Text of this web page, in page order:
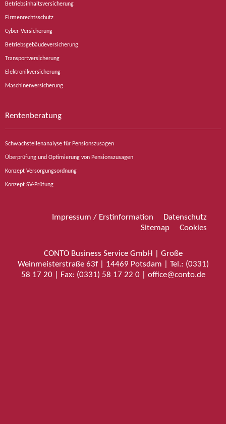
Betriebsinhaltsversicherung
Firmenrechtsschutz
Cyber-Versicherung
Betriebsgebäudeversicherung
Transportversicherung
Elektronikversicherung
Maschinenversicherung
Rentenberatung
Schwachstellenanalyse für Pensionszusagen
Überprüfung und Optimierung von Pensionszusagen
Konzept Versorgungsordnung
Konzept SV-Prüfung
Impressum / Erstinformation
Datenschutz
Sitemap
Cookies
CONTO Business Service GmbH | Große
Weinmeisterstraße 63f | 14469 Potsdam | Tel.: (0331)
58 17 20 | Fax: (0331) 58 17 22 0 | office@conto.de